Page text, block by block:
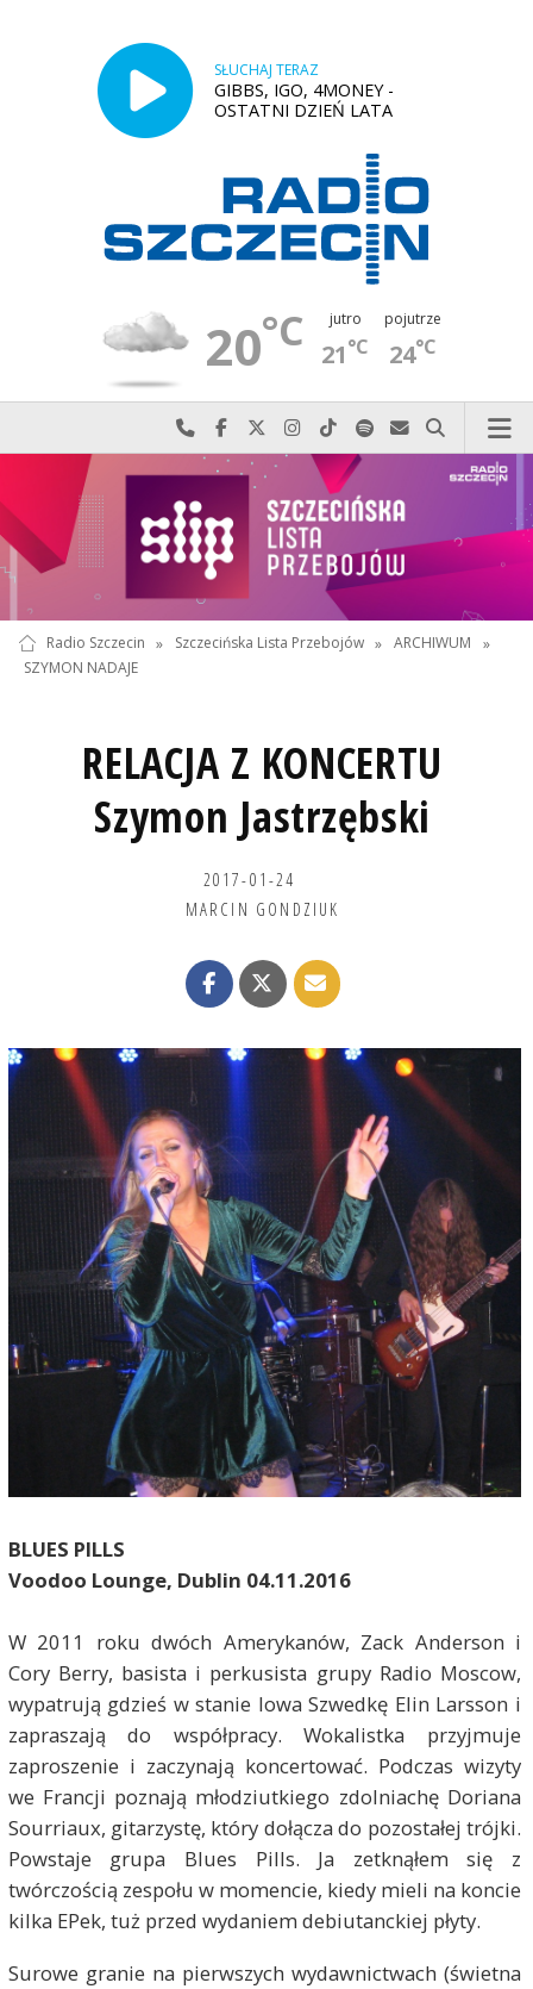
SŁUCHAJ TERAZ
GIBBS, IGO, 4MONEY -
OSTATNI DZIEŃ LATA
20°C jutro
21°C
pojutrze
24°C
Najlepiej po prostu do nas zadzwoń
Odwiedź nas na Facebook-u
Odwiedź nas na X
Odwiedź nas na Instagram-ie
Odwiedź nas na TikTok-u
Szukaj nas na Spotify
Wyślij do nas
Szukaj
Radio Szczecin » Szczecińska Lista Przebojów » ARCHIWUM
»
SZYMON NADAJE
RELACJA Z KONCERTU
Szymon Jastrzębski
2017-01-24
MARCIN GONDZIUK
BLUES PILLS
Voodoo Lounge, Dublin 04.11.2016
W 2011 roku dwóch Amerykanów, Zack Anderson i
Cory Berry, basista i perkusista grupy Radio Moscow,
wypatrują gdzieś w stanie Iowa Szwedkę Elin Larsson i
zapraszają do współpracy. Wokalistka przyjmuje
zaproszenie i zaczynają koncertować. Podczas wizyty
we Francji poznają młodziutkiego zdolniachę Doriana
Sourriaux, gitarzystę, który dołącza do pozostałej trójki.
Powstaje grupa Blues Pills. Ja zetknąłem się z
twórczością zespołu w momencie, kiedy mieli na koncie
kilka EPek, tuż przed wydaniem debiutanckiej płyty.
Surowe granie na pierwszych wydawnictwach (świetna